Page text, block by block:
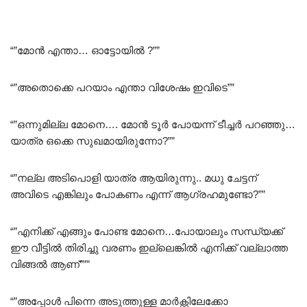
“”മോൻ എന്താ… ഓട്ടോയിൽ ?””
“”അതൊക്കെ പറയാം എന്താ വിശേഷം ഇവിടെ””
“”ഒന്നുമില്ല മോനെ…. മോൻ ടൂർ പോയന്ന് ടീച്ചർ പറഞ്ഞു…
യാത്ര ഒക്കെ സുഖമായിരുന്നോ?””
“”നല്ല അടിപൊളി യാത്ര ആയിരുന്നു.. മധു ചേട്ടന്
അവിടെ എങ്കിലും പോകണം എന്ന് ആഗ്രഹമുണ്ടോ?””
“”എനിക്ക് എങ്ങും പോണ്ട മോനെ…പോയാലും സന്ധ്യക്ക്
ഈ വീട്ടിൽ തിരിച്ചു വരണം ഇല്ലെങ്കിൽ എനിക്ക് വല്ലാത്ത
വിങ്ങൽ ആണ്”””
“”അപ്പോൾ പിന്നെ അടുത്തുള്ള മാർക്റ്റിലേക്കോ